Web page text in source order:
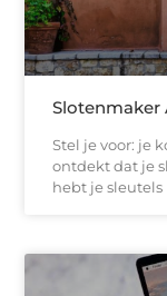
Slotenmaker
Stel je voor: je
ontdekt dat je
hebt je sleutels